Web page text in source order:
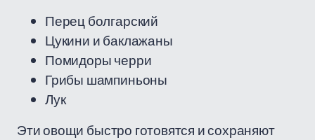
Перец болгарский
Цукини и баклажаны
Помидоры черри
Грибы шампиньоны
Лук
Эти овощи быстро готовятся и сохраняют